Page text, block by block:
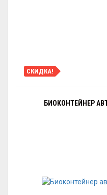
СКИДКА!
БИОКОНТЕЙНЕР